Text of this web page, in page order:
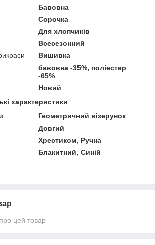
Бавовна
Сорочка
Для хлопчиків
Всесезонний
Вишивка
бавовна -35%, поліестер
-65%
Новий
характеристики
Геометричний візерунок
Довгий
Хрестиком, Ручна
Блакитний, Синій
цей товар